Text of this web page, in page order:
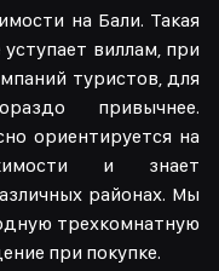
на Бали. Такая
виллам, при
туристов, для
привычнее.
ориентируется на
и знает
районах. Мы
трехкомнатную
при покупке.